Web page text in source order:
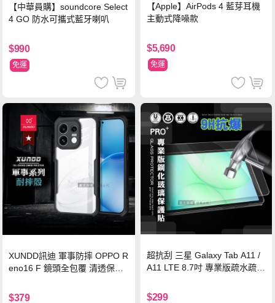
【中華員購】soundcore Select
4 GO 防水可攜式藍牙喇叭
$990
免運
【Apple】AirPods 4 藍芽耳機
主動式降噪款
$5,690
免運
XUNDD訊迪 軍事防摔 OPPO R
eno16 F 鏡頭全包覆 清透保護
$379
超抗刮 三星 Galaxy Tab A11 /
A11 LTE 8.7吋 專業版疏水疏油
$299